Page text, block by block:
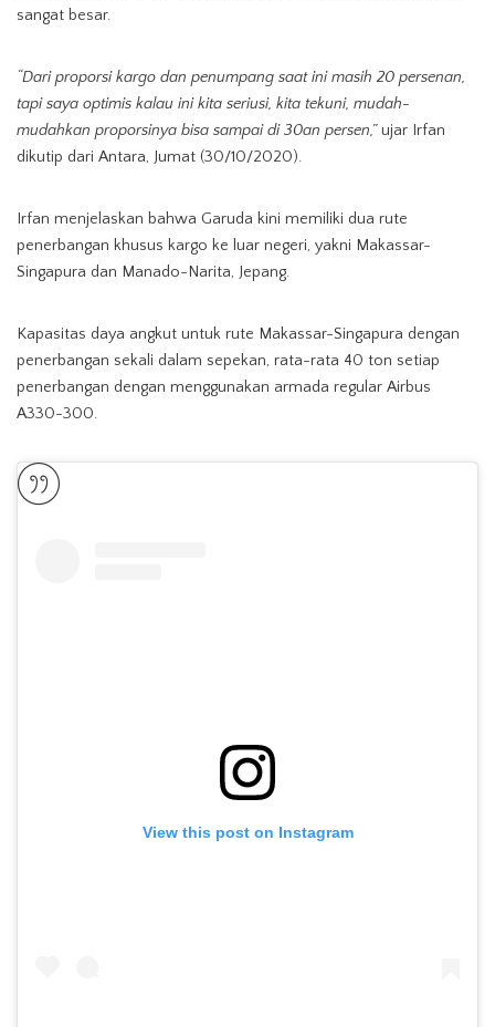
sangat besar.
“Dari proporsi kargo dan penumpang saat ini masih 20 persenan,
tapi saya optimis kalau ini kita seriusi, kita tekuni, mudah-
mudahkan proporsinya bisa sampai di 30an persen,”ujar Irfan
dikutip dari Antara, Jumat (30/10/2020).
Irfan menjelaskan bahwa Garuda kini memiliki dua rute
penerbangan khusus kargo ke luar negeri, yakni Makassar-
Singapura dan Manado-Narita, Jepang.
Kapasitas daya angkut untuk rute Makassar-Singapura dengan
penerbangan sekali dalam sepekan, rata-rata 40 ton setiap
penerbangan dengan menggunakan armada regular Airbus
A330-300.
View this post on Instagram